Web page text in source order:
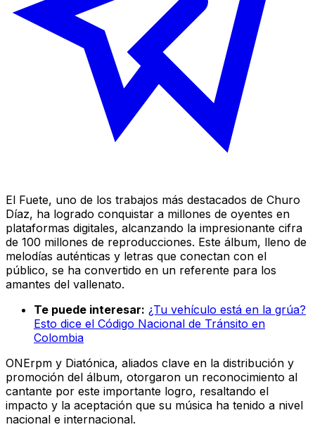
El Fuete, uno de los trabajos más destacados de Churo
Díaz, ha logrado conquistar a millones de oyentes en
plataformas digitales, alcanzando la impresionante cifra
de 100 millones de reproducciones. Este álbum, lleno de
melodías auténticas y letras que conectan con el
público, se ha convertido en un referente para los
amantes del vallenato.
Te puede interesar: ¿Tu vehículo está en la grúa?
Esto dice el Código Nacional de Tránsito en
Colombia
ONErpm y Diatónica, aliados clave en la distribución y
promoción del álbum, otorgaron un reconocimiento al
cantante por este importante logro, resaltando el
impacto y la aceptación que su música ha tenido a nivel
nacional e internacional.